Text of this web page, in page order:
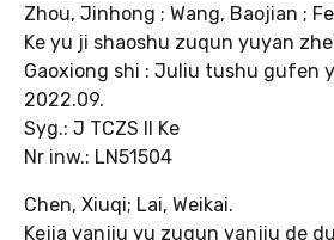
Zhou, Jinhong ; Wang, Baojian ;
Ke yu ji shaoshu zuqun yuyan
Gaoxiong shi : Juliu tushu gufen
2022.09.
Syg.: J TCZS II Ke
Nr inw.: LN51504
Chen, Xiuqi; Lai, Weikai.
Kejia yanjiu yu zuqun yanjiu de